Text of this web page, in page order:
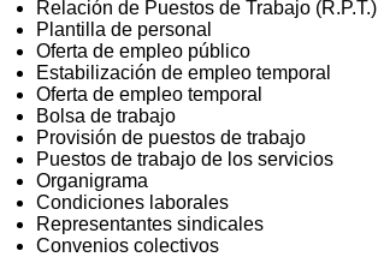
Relación de Puestos de Trabajo (R.P.T.)
Plantilla de personal
Oferta de empleo público
Estabilización de empleo temporal
Oferta de empleo temporal
Bolsa de trabajo
Provisión de puestos de trabajo
Puestos de trabajo de los servicios
Organigrama
Condiciones laborales
Representantes sindicales
Convenios colectivos